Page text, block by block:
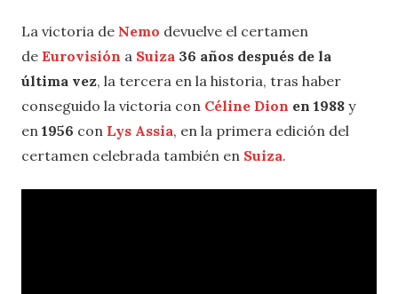
La victoria de Nemo devuelve el certamen
de Eurovisión a Suiza 36 años después de la
última vez, la tercera en la historia, tras haber
conseguido la victoria con Céline Dion en 1988 y
en 1956 con Lys Assia, en la primera edición del
certamen celebrada también en Suiza.